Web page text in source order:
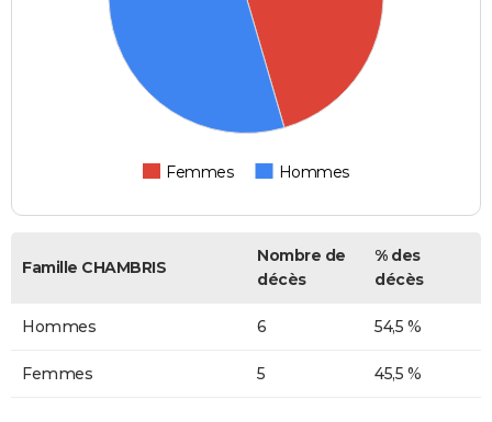
Femmes Hommes
Famille CHAMBRIS
Nombre de
décès
% des
décès
Hommes 6 54,5 %
Femmes 5 45,5 %